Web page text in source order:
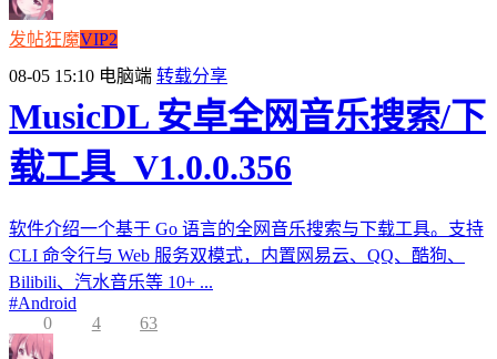
发帖狂魔VIP2
08-05 15:10 电脑端 转载分享
MusicDL 安卓全网音乐搜索/下
载工具_V1.0.0.356
软件介绍一个基于 Go 语言的全网音乐搜索与下载工具。支持
CLI 命令行与 Web 服务双模式，内置网易云、QQ、酷狗、
Bilibili、汽水音乐等 10+ ...
#Android
0
4 63